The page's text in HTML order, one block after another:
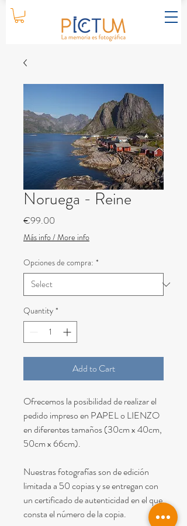
Noruega - Reine
€99.00
Más info / More info
Opciones de compra: *
Quantity *
Add to Cart
Ofrecemos la posibilidad de realizar el
pedido impreso en PAPEL o LIENZO
en diferentes tamaños (30cm x 40cm,
50cm x 66cm).
Nuestras fotografías son de edición
limitada a 50 copias y se entregan con
un certificado de autenticidad en el que
consta el número de la copia.